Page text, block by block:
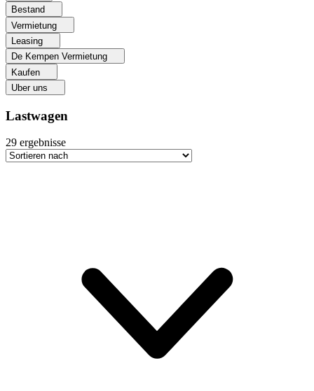
Bestand
Vermietung
Leasing
De Kempen Vermietung
Kaufen
Uber uns
Lastwagen
29 ergebnisse